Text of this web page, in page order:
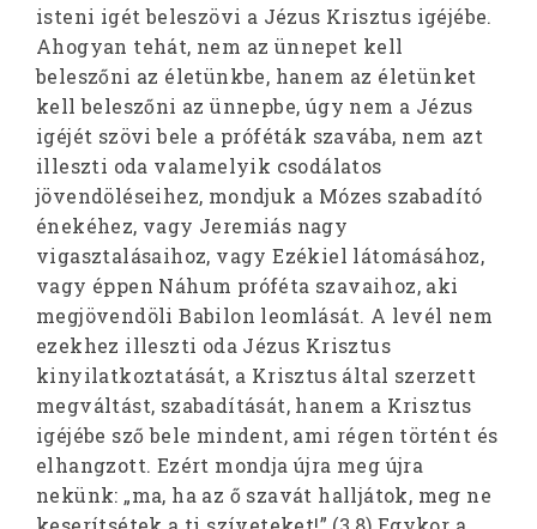
isteni igét beleszövi a Jézus Krisztus igéjébe.
Ahogyan tehát, nem az ünnepet kell
beleszőni az életünkbe, hanem az életünket
kell beleszőni az ünnepbe, úgy nem a Jézus
igéjét szövi bele a próféták szavába, nem azt
illeszti oda valamelyik csodálatos
jövendöléseihez, mondjuk a Mózes szabadító
énekéhez, vagy Jeremiás nagy
vigasztalásaihoz, vagy Ezékiel látomásához,
vagy éppen Náhum próféta szavaihoz, aki
megjövendöli Babilon leomlását. A levél nem
ezekhez illeszti oda Jézus Krisztus
kinyilatkoztatását, a Krisztus által szerzett
megváltást, szabadítását, hanem a Krisztus
igéjébe sző bele mindent, ami régen történt és
elhangzott. Ezért mondja újra meg újra
nekünk: „ma, ha az ő szavát halljátok, meg ne